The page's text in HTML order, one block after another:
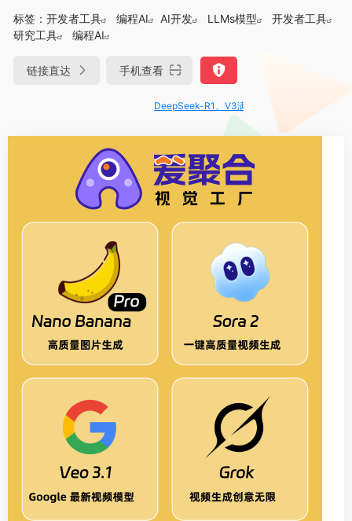
标签： 开发者工具 编程AI AI开发 LLMs模型
开发者工具
研究工具
编程AI
链接直达 手机查看
DeepSeek-R1、V3满血版免费用！- 字节Trae即可编